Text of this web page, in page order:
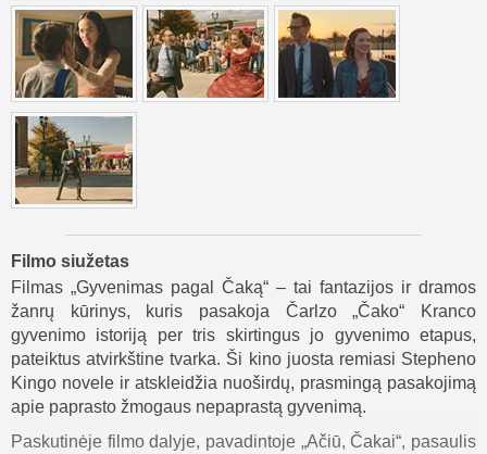
Filmo siužetas
Filmas „Gyvenimas pagal Čaką“ – tai fantazijos ir dramos
žanrų kūrinys, kuris pasakoja Čarlzo „Čako“ Kranco
gyvenimo istoriją per tris skirtingus jo gyvenimo etapus,
pateiktus atvirkštine tvarka. Ši kino juosta remiasi Stepheno
Kingo novele ir atskleidžia nuoširdų, prasmingą pasakojimą
apie paprasto žmogaus nepaprastą gyvenimą.
Paskutinėje filmo dalyje, pavadintoje „Ačiū, Čakai“, pasaulis